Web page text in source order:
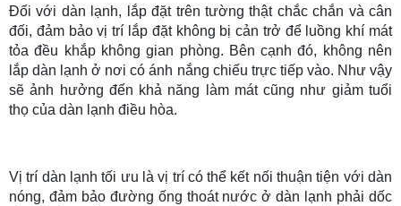
Đối với dàn lạnh, lắp đặt trên tường thật chắc chắn và cân
đối, đảm bảo vị trí lắp đặt không bị cản trở để luồng khí mát
tỏa đều khắp không gian phòng. Bên cạnh đó, không nên
lắp dàn lạnh ở nơi có ánh nắng chiếu trực tiếp vào. Như vậy
sẽ ảnh hưởng đến khả năng làm mát cũng như giảm tuổi
thọ của dàn lạnh điều hòa.
Vị trí dàn lạnh tối ưu là vị trí có thể kết nối thuận tiện với dàn
nóng, đảm bảo đường ống thoát nước ở dàn lạnh phải dốc